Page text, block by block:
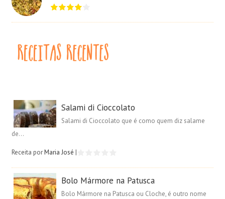
Salami di Cioccolato
Salami di Cioccolato que é como quem diz salame
de...
Receita porMaria José |
Bolo Mármore na Patusca
Bolo Mármore na Patusca ou Cloche, é outro nome